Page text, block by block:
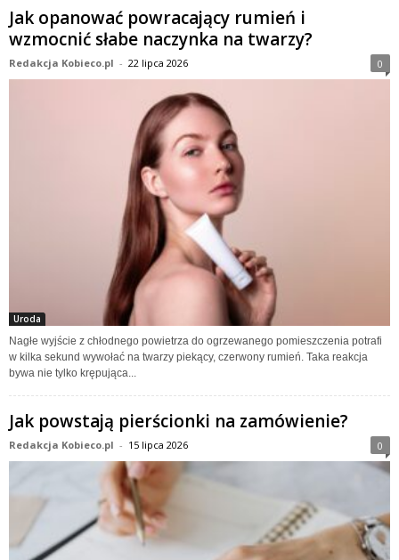
Jak opanować powracający rumień i
wzmocnić słabe naczynka na twarzy?
Redakcja Kobieco.pl - 22 lipca 2026 0
Uroda
Nagłe wyjście z chłodnego powietrza do ogrzewanego pomieszczenia potrafi
w kilka sekund wywołać na twarzy piekący, czerwony rumień. Taka reakcja
bywa nie tylko krępująca...
Jak powstają pierścionki na zamówienie?
Redakcja Kobieco.pl - 15 lipca 2026 0